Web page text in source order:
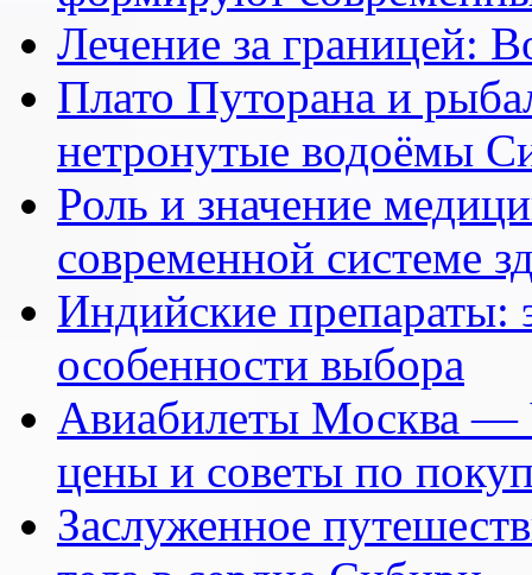
Лечение за границей:
Плато Путорана и
нетронутые водоёмы
Роль и значение
современной системе
Индийские препараты:
особенности выбора
Авиабилеты Москва —
цены и советы по
Заслуженное